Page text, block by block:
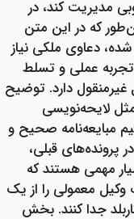
مدیریت کند، در
که در این متن
دعاوی ملکی نیاز
عملی و تسلط
غیرمنقول دارد. توضیح
لایحه‌نویسی
مبایعه‌نامه صحیح و
پرونده‌های قبلی،
مهمی هستند که
وکیل معمولی را از یک
جدا کنند. بخش